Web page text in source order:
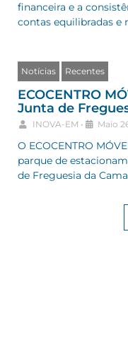
financeira e a
contas equilibradas e
Notícias Recentes
ECOCENTRO
Junta de
INOVA-EM • Maio
O ECOCENTRO
parque de
de Freguesia da